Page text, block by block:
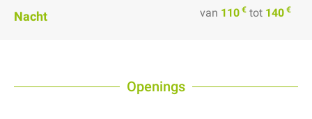
Nacht van 110 € tot 140 €
Openings